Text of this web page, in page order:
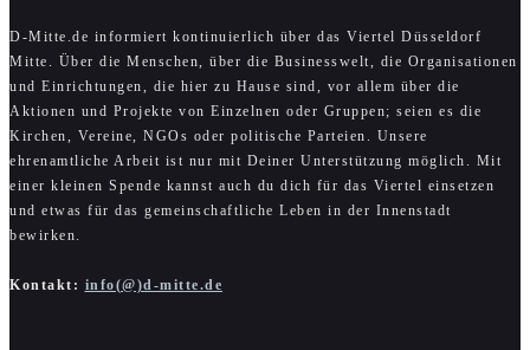
D-Mitte.de informiert kontinuierlich über das Viertel Düsseldorf
Mitte. Über die Menschen, über die Businesswelt, die Organisationen
und Einrichtungen, die hier zu Hause sind, vor allem über die
Aktionen und Projekte von Einzelnen oder Gruppen; seien es die
Kirchen, Vereine, NGOs oder politische Parteien. Unsere
ehrenamtliche Arbeit ist nur mit Deiner Unterstützung möglich. Mit
einer kleinen Spende kannst auch du dich für das Viertel einsetzen
und etwas für das gemeinschaftliche Leben in der Innenstadt
bewirken.
Kontakt: info(@)d-mitte.de